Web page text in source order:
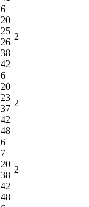
6
20
25
26
38
42
2
6
20
23
37
42
48
2
6
7
20
38
42
48
2